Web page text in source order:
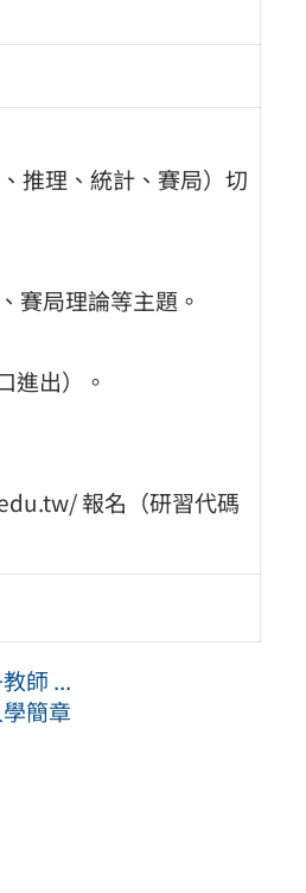
推理、統計、賽局）切
賽局理論等主題。
進出）。
報名（研習代碼
師 ...
簡章